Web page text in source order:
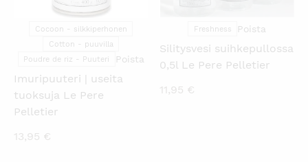
Cocoon - silkkiperhonen
Cotton - puuvilla
Poudre de riz - Puuteri
Poista
Imuripuuteri | useita
tuoksuja Le Pere
Pelletier
13,95 €
Freshness Poista
Silitysvesi suihkepullossa
0,5l Le Pere Pelletier
11,95 €